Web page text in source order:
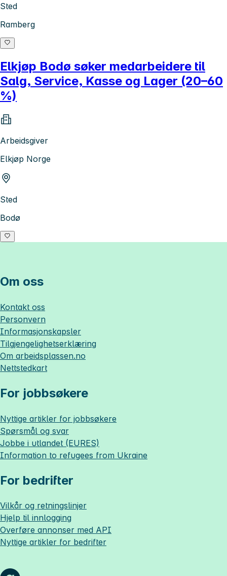
Sted
Ramberg
Elkjøp Bodø søker medarbeidere til
Salg, Service, Kasse og Lager (20–60
%)
Arbeidsgiver
Elkjøp Norge
Sted
Bodø
Om oss
Kontakt oss
Personvern
Informasjonskapsler
Tilgjengelighetserklæring
Om arbeidsplassen.no
Nettstedkart
For jobbsøkere
Nyttige artikler for jobbsøkere
Spørsmål og svar
Jobbe i utlandet (EURES)
Information to refugees from Ukraine
For bedrifter
Vilkår og retningslinjer
Hjelp til innlogging
Overføre annonser med API
Nyttige artikler for bedrifter